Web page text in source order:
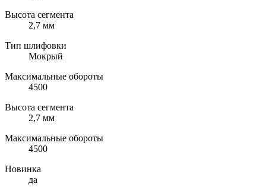
Высота сегмента
2,7 мм
Тип шлифовки
Мокрый
Максимальные обороты
4500
Высота сегмента
2,7 мм
Максимальные обороты
4500
Новинка
да